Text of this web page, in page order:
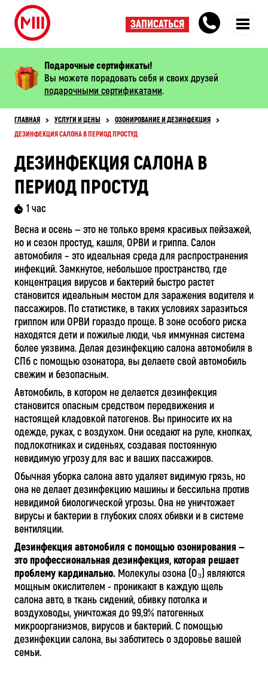
Подарочные сертификаты!
Вы можете порадовать себя и своих друзей
подарочными сертификатами.
ГЛАВНАЯ УСЛУГИ И ЦЕНЫ
ОЗОНИРОВАНИЕ И ДЕЗИНФЕКЦИЯ
ДЕЗИНФЕКЦИЯ САЛОНА В ПЕРИОД ПРОСТУД
ДЕЗИНФЕКЦИЯ САЛОНА В
ПЕРИОД ПРОСТУД
1 час
Весна и осень — это не только время красивых пейзажей,
но и сезон простуд, кашля, ОРВИ и гриппа. Салон
автомобиля – это идеальная среда для распространения
инфекций. Замкнутое, небольшое пространство, где
концентрация вирусов и бактерий быстро растет
становится идеальным местом для заражения водителя и
пассажиров. По статистике, в таких условиях заразиться
гриппом или ОРВИ гораздо проще. В зоне особого риска
находятся дети и пожилые люди, чья иммунная система
более уязвима. Делая дезинфекцию салона автомобиля в
СПб с помощью озонатора, вы делаете свой автомобиль
свежим и безопасным.
Автомобиль, в котором не делается дезинфекция
становится опасным средством передвижения и
настоящей кладовкой патогенов. Вы приносите их на
одежде, руках, с воздухом. Они оседают на руле, кнопках,
подлокотниках и сиденьях, создавая постоянную
невидимую угрозу для вас и ваших пассажиров.
Обычная уборка салона авто удаляет видимую грязь, но
она не делает дезинфекцию машины и бессильна против
невидимой биологической угрозы. Она не уничтожает
вирусы и бактерии в глубоких слоях обивки и в системе
вентиляции.
Дезинфекция автомобиля с помощью озонирования —
это профессиональная дезинфекция, которая решает
проблему кардинально. Молекулы озона (O₃) являются
мощным окислителем - проникают в каждую щель
салона авто, в ткань сидений, обивку потолка и
воздуховоды, уничтожая до 99,9% патогенных
микроорганизмов, вирусов и бактерий. С помощью
дезинфекции салона, вы заботитесь о здоровье вашей
семьи.
ЗАПИСАТЬСЯ